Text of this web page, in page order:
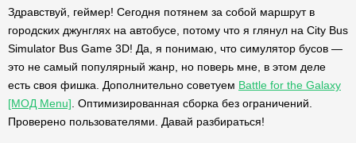
Здравствуй, геймер! Сегодня потянем за собой маршрут в
городских джунглях на автобусе, потому что я глянул на City Bus
Simulator Bus Game 3D! Да, я понимаю, что симулятор бусов —
это не самый популярный жанр, но поверь мне, в этом деле
есть своя фишка. Дополнительно советуем Battle for the Galaxy
[МОД Menu] . Оптимизированная сборка без ограничений.
Проверено пользователями. Давай разбираться!